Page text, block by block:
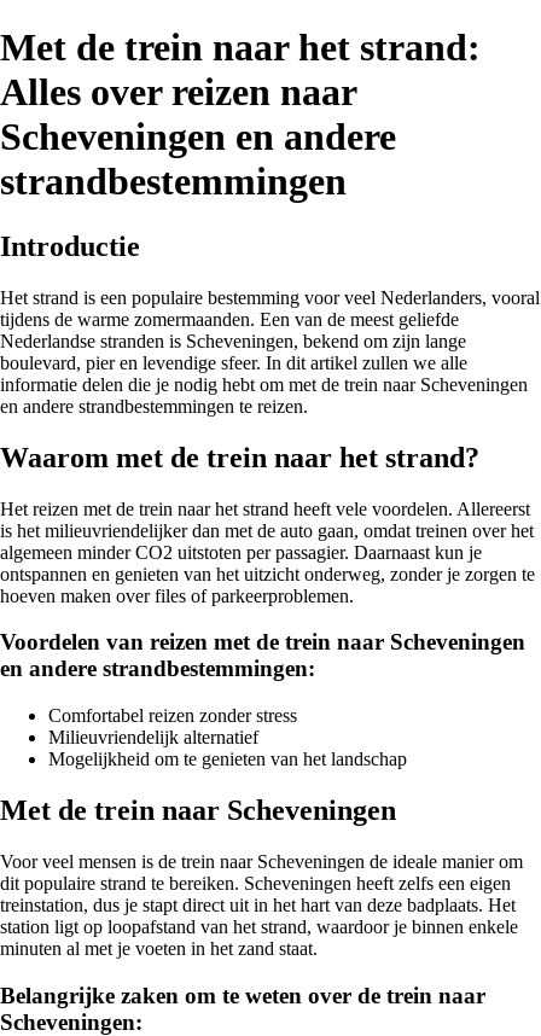
Met de trein naar het strand:
Alles over reizen naar
Scheveningen en andere
strandbestemmingen
Introductie
Het strand is een populaire bestemming voor veel Nederlanders, vooral
tijdens de warme zomermaanden. Een van de meest geliefde
Nederlandse stranden is Scheveningen, bekend om zijn lange
boulevard, pier en levendige sfeer. In dit artikel zullen we alle
informatie delen die je nodig hebt om met de trein naar Scheveningen
en andere strandbestemmingen te reizen.
Waarom met de trein naar het strand?
Het reizen met de trein naar het strand heeft vele voordelen. Allereerst
is het milieuvriendelijker dan met de auto gaan, omdat treinen over het
algemeen minder CO2 uitstoten per passagier. Daarnaast kun je
ontspannen en genieten van het uitzicht onderweg, zonder je zorgen te
hoeven maken over files of parkeerproblemen.
Voordelen van reizen met de trein naar Scheveningen
en andere strandbestemmingen:
Comfortabel reizen zonder stress
Milieuvriendelijk alternatief
Mogelijkheid om te genieten van het landschap
Met de trein naar Scheveningen
Voor veel mensen is de trein naar Scheveningen de ideale manier om
dit populaire strand te bereiken. Scheveningen heeft zelfs een eigen
treinstation, dus je stapt direct uit in het hart van deze badplaats. Het
station ligt op loopafstand van het strand, waardoor je binnen enkele
minuten al met je voeten in het zand staat.
Belangrijke zaken om te weten over de trein naar
Scheveningen: